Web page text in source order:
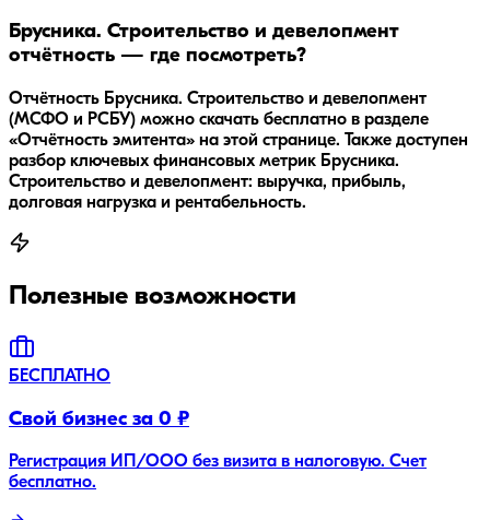
Брусника. Строительство и девелопмент
отчётность — где посмотреть?
Отчётность Брусника. Строительство и девелопмент
(МСФО и РСБУ) можно скачать бесплатно в разделе
«Отчётность эмитента» на этой странице. Также доступен
разбор ключевых финансовых метрик Брусника.
Строительство и девелопмент: выручка, прибыль,
долговая нагрузка и рентабельность.
Полезные возможности
БЕСПЛАТНО
Свой бизнес за 0 ₽
Регистрация ИП/ООО без визита в налоговую. Счет
бесплатно.